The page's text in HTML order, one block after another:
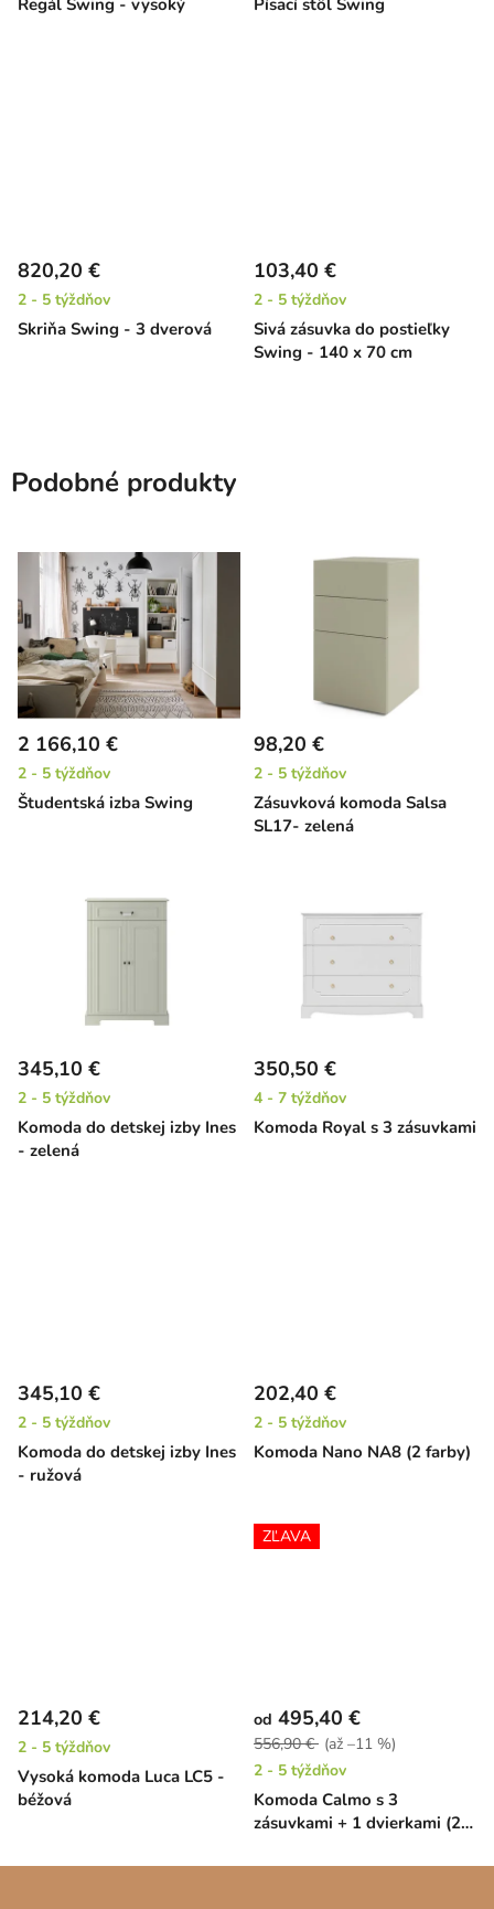
Skriňa Swing - 3 dverová
820,20 €
2 - 5 týždňov
Sivá zásuvka do postieľky
Swing - 140 x 70 cm
103,40 €
2 - 5 týždňov
Podobné produkty
Študentská izba Swing
2 166,10 €
2 - 5 týždňov
Zásuvková komoda Salsa
SL17- zelená
98,20 €
2 - 5 týždňov
Komoda do detskej izby Ines
- zelená
345,10 €
2 - 5 týždňov
Komoda Royal s 3 zásuvkami
350,50 €
4 - 7 týždňov
Komoda do detskej izby Ines
- ružová
345,10 €
2 - 5 týždňov
Komoda Nano NA8 (2 farby)
202,40 €
2 - 5 týždňov
Vysoká komoda Luca LC5 -
béžová
214,20 €
2 - 5 týždňov
ZĽAVA
Komoda Calmo s 3
zásuvkami + 1 dvierkami (2
od 495,40 €
556,90 € (až –11 %)
2 - 5 týždňov